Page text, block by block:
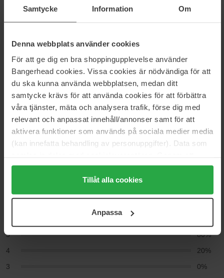
Samtycke Information Om
Denna webbplats använder cookies
För att ge dig en bra shoppingupplevelse använder
Bangerhead cookies. Vissa cookies är nödvändiga för att
du ska kunna använda webbplatsen, medan ditt
samtycke krävs för att använda cookies för att förbättra
våra tjänster, mäta och analysera trafik, förse dig med
relevant och anpassat innehåll/annonser samt för att
aktivera funktioner som används på sociala medier media
(kan innefatta behandling av personuppgifter). Data som
trycka på "Tillåt alla cookies" accepterar du alla cookies,
medan du under "Detaljer" kan anpassa användningen av
cookies. Du kan när som helst återkalla ditt samtycke.
Tillåt alla cookies
Anpassa
Størrelse: 150 ml Refill
Kategorier:
Hjem
Parfyme
Dameparfyme
Chloé
Anmeldelser (5)Spørsmål og svar (0)
4.8
Basert på 5 anmeldelser
5
80%
4
20%
3
0%